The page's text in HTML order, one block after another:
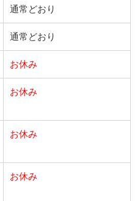
通常どおり
通常どおり
お休み
お休み
お休み
お休み